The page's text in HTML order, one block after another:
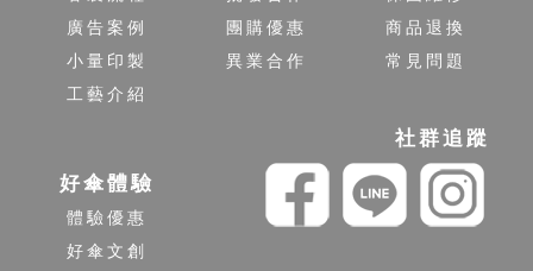
廣告案例
小量印製
工藝介紹
團購優惠
異業合作
商品退換
常見問題
好傘體驗
體驗優惠
好傘文創
社群追蹤